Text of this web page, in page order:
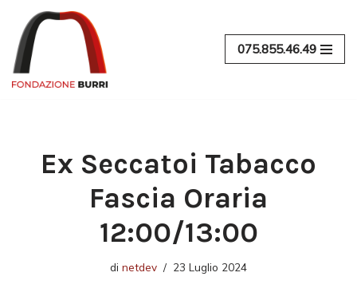
Vai
al
contenuto
075.855.46.49
Ex Seccatoi Tabacco
Fascia Oraria
12:00/13:00
di netdev 23 Luglio 2024